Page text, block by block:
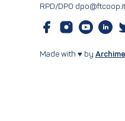
RPD/DPO dpo@ftcoop.it
Made with ♥ by